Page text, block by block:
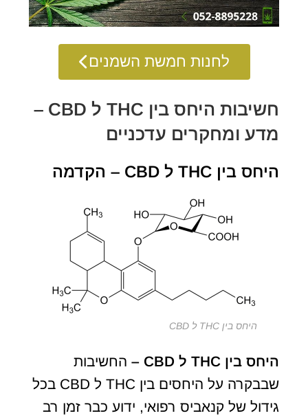
לחנות חמשת השמנים
חשיבות היחס בין THC ל CBD –
מדע ומחקרים עדכניים
היחס בין THC ל CBD – הקדמה
היחס בין THC ל CBD
היחס ביןTHC ל CBD
– החשיבות
שבבקרה על היחסים בין THC ל CBD בכל
גידול של קנאביס רפואי, ידוע כבר זמן רב